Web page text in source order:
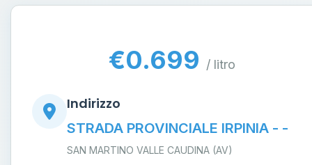
€0.699 / litro
Indirizzo
STRADA PROVINCIALE IRPINIA - -
SAN MARTINO VALLE CAUDINA (AV)